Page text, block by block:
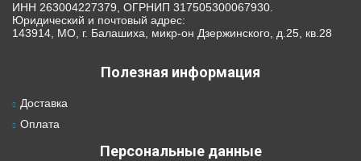
ИНН 263004227379, ОГРНИП 317505300067930.
Юридический и почтовый адрес:
143914, МО, г. Балашиха, микр-он Дзержинского, д.25, кв.28
Полезная информация
Доставка
Оплата
Персональные данные